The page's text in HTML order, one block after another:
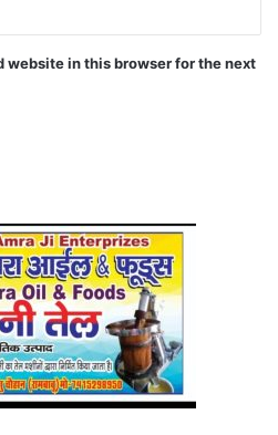
website in this browser for the next